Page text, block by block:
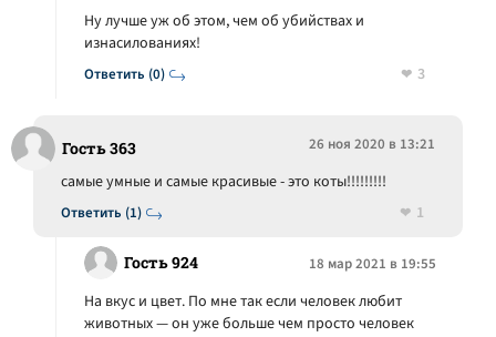
Ответить (0)
Ну лучше уж об этом, чем об убийствах и
изнасилованиях!
3
Гость 363 26 ноя 2020 в 13:21
Ответить (1)
самые умные и самые красивые - это коты!!!!!!!!!
1
Гость 924 18 мар 2021 в 19:55
На вкус и цвет. По мне так если человек любит
животных — он уже больше чем просто человек